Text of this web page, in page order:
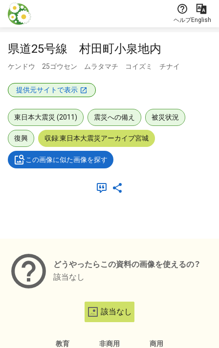
本文に飛ぶ
ヘルプEnglish
県道25号線 村田町小泉地内
ケンドウ 25ゴウセン ムラタマチ コイズミ チナイ
提供元サイトで表示
東日本大震災 (2011) 震災への備え 被災状況
復興 収録:東日本大震災アーカイブ宮城
この画像に似た画像を探す
どうやったらこの資料の画像を使えるの？
該当なし
該当なし
教育 非商用 商用